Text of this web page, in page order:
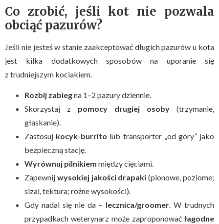
Co zrobić, jeśli kot nie pozwala
obciąć pazurów?
Jeśli nie jesteś w stanie zaakceptować długich pazurów u kota
jest kilka dodatkowych sposobów na uporanie się
z trudniejszym kociakiem.
Rozbij zabiegna 1–2 pazury dziennie.
Skorzystaj z pomocy drugiej osoby (trzymanie,
głaskanie).
Zastosuj kocyk-burrito lub transporter „od góry” jako
bezpieczną stację.
Wyrównuj pilnikiem między cięciami.
Zapewnij wysokiej jakości drapaki (pionowe, poziome;
sizal, tektura; różne wysokości).
Gdy nadal się nie da – lecznica/groomer. W trudnych
przypadkach weterynarz może zaproponować łagodne